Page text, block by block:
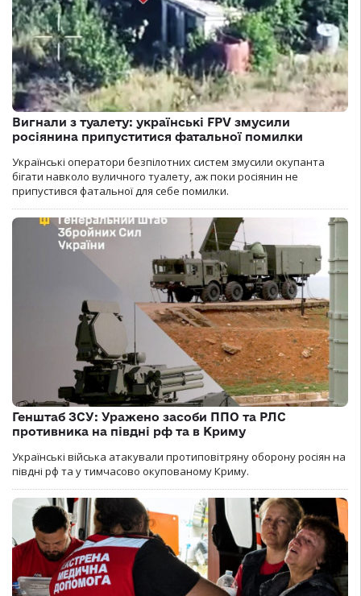
Вигнали з туалету: українські FPV змусили
росіянина припуститися фатальної помилки
Українські оператори безпілотних систем змусили окупанта
бігати навколо вуличного туалету, аж поки росіянин не
припустився фатальної для себе помилки.
Генштаб ЗСУ: Уражено засоби ППО та РЛС
противника на півдні рф та в Криму
Українські війська атакували протиповітряну оборону росіян на
півдні рф та у тимчасово окупованому Криму.